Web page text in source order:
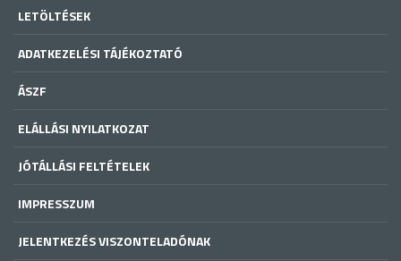
LETÖLTÉSEK
ADATKEZELÉSI TÁJÉKOZTATÓ
ÁSZF
ELÁLLÁSI NYILATKOZAT
JÓTÁLLÁSI FELTÉTELEK
IMPRESSZUM
JELENTKEZÉS VISZONTELADÓNAK